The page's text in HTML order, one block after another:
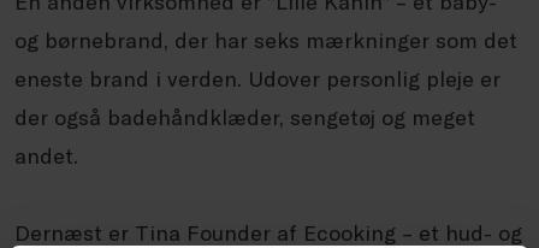
og børnebrand, der har seks mærkninger som det
eneste brand i verden. Udover personlig pleje er
der også badehåndklæder, sengetøj og meget
andet.
Dernæst er Tina Founder af Ecooking – et hud- og